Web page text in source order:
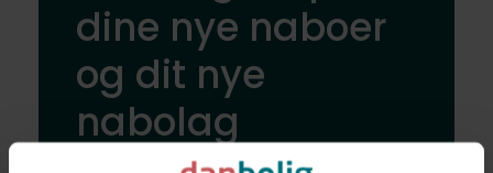
dine nye naboer
og dit nye
nabolag